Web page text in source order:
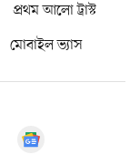
প্রথম আলো ট্রাস্ট
মোবাইল ভ্যাস